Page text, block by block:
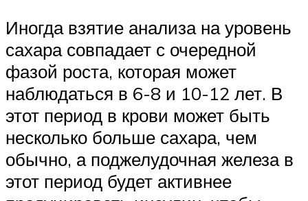
Иногда взятие анализа на уровень
сахара совпадает с очередной
фазой роста, которая может
наблюдаться в 6-8 и 10-12 лет. В
этот период в крови может быть
несколько больше сахара, чем
обычно, а поджелудочная железа в
этот период будет активнее